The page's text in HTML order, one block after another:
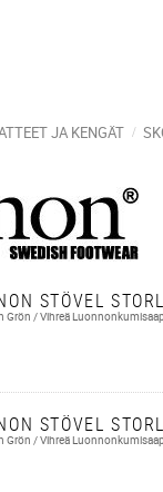
JA KENGÄT
STÖVEL
Grön / Vihreä
STÖVEL
Grön / Vihreä